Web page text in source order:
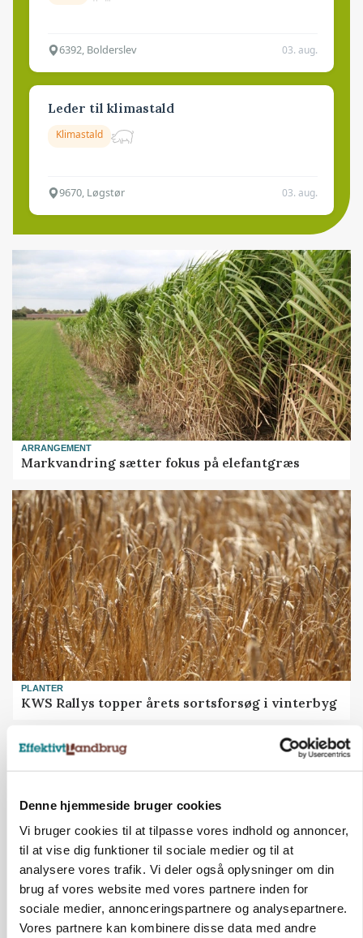
Denne hjemmeside bruger cookies
Vi bruger cookies til at tilpasse vores indhold og annoncer,
til at vise dig funktioner til sociale medier og til at
analysere vores trafik. Vi deler også oplysninger om din
brug af vores website med vores partnere inden for
sociale medier, annonceringspartnere og analysepartnere.
Vores partnere kan kombinere disse data med andre
6392, Bolderslev 03. aug.
Leder til klimastald
Klimastald
9670, Løgstør 03. aug.
ARRANGEMENT
Markvandring sætter fokus på elefantgræs
PLANTER
KWS Rallys topper årets sortsforsøg i vinterbyg
CAP-I-DANMARK